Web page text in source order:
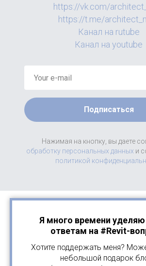
https://vk.com/
https://t.me/
Канал на rutube
Канал на youtube
Подписаться
Нажимая на кнопку, вы даете
обработку персональных данных и
политикой
Я много времени уделяю
ответам на #Revit-
Хотите поддержать меня?
небольшой подарок